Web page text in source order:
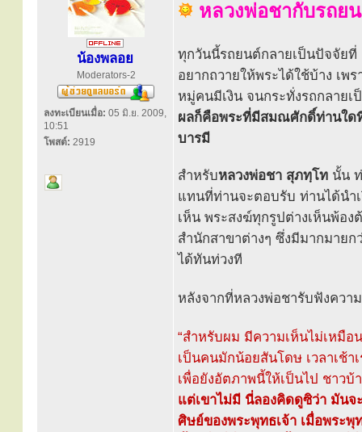
น้องพลอย
Moderators-2
ลงทะเบียนเมื่อ: 05 มิ.ย. 2009,
10:51
โพสต์: 2919
หลวงพ่อชากับรถย
ทุกวันนี้รถยนต์กลายเป็นปัจจัยที่
อยากถวายให้พระได้ใช้บ้าง เพ
หมู่คนมีเงิน จนกระทั่งรถกลาย
ผลก็คือพระที่มีสมณศักดิ์ท่านใด
บารมี
สำหรับหลวงพ่อชา สุภทฺโท นั้น
แทนที่ท่านจะตอบรับ ท่านได้นำ
เห็น พระสงฆ์ทุกรูปต่างเห็นพ้อง
สำนักสาขาต่างๆ ซึ่งมีมากมายก
ได้ทันท่วงที
หลังจากที่หลวงพ่อชารับฟังคว
“สำหรับผม มีความเห็นไม่เหมือ
เป็นคนมักน้อยสันโดษ เวลาเช้
เพื่อยังอัตภาพนี้ให้เป็นไป ชาวบ้
แต่เขาไม่มี นี่ลองคิดดูซิว่า มันจะ
ศิษย์ของพระพุทธเจ้า เมื่อพระพุ